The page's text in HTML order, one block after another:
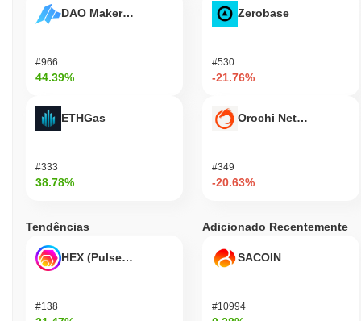
DAO Maker Token
#966
44.39%
ETHGas
#333
38.78%
Zerobase
#530
-21.76%
Orochi Network
#349
-20.63%
Tendências
HEX (Pulsechain)
#138
Adicionado Recentemente
SACOIN
#10994